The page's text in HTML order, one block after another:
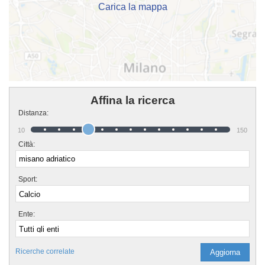
Carica la mappa
Affina la ricerca
Distanza:
10 150
Città:
Sport:
Ente:
Ricerche correlate